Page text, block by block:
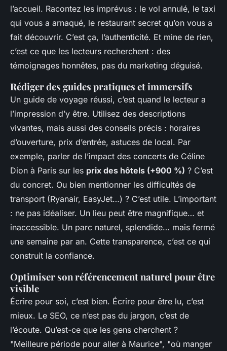
l’accueil. Racontez les imprévus : le vol annulé, le taxi
qui vous a arnaqué, le restaurant secret qu’on vous a
fait découvrir. C’est ça, l’authenticité. Et mine de rien,
c’est ce que les lecteurs recherchent : des
témoignages honnêtes, pas du marketing déguisé.
Rédiger des guides pratiques et immersifs
Un guide de voyage réussi, c’est quand le lecteur a
l’impression d’y être. Utilisez des descriptions
vivantes, mais aussi des conseils précis : horaires
d’ouverture, prix d’entrée, astuces de local. Par
exemple, parler de l’impact des concerts de Céline
Dion à Paris sur les prix des hôtels (+900 %) ? C’est
du concret. Ou bien mentionner les difficultés de
transport (Ryanair, EasyJet…) ? C’est utile. L’important
: ne pas idéaliser. Un lieu peut être magnifique… et
inaccessible. Un parc naturel, splendide… mais fermé
une semaine par an. Cette transparence, c’est ce qui
construit la confiance.
Optimiser son référencement naturel pour être
visible
Écrire pour soi, c’est bien. Écrire pour être lu, c’est
mieux. Le SEO, ce n’est pas du jargon, c’est de
l’écoute. Qu’est-ce que les gens cherchent ?
"Meilleure période pour aller à Maurice", "où manger